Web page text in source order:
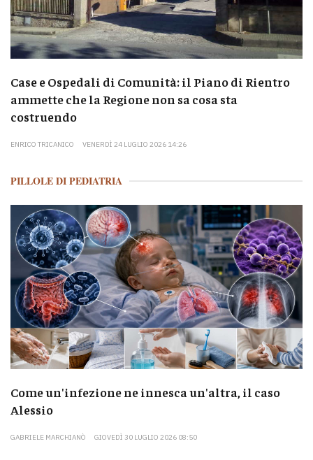
Case e Ospedali di Comunità: il Piano di Rientro
ammette che la Regione non sa cosa sta
costruendo
ENRICO TRICANICO VENERDÌ 24 LUGLIO 2026 14:26
PILLOLE DI PEDIATRIA
Come un'infezione ne innesca un'altra, il caso
Alessio
GABRIELE MARCHIANÒ GIOVEDÌ 30 LUGLIO 2026 08:50